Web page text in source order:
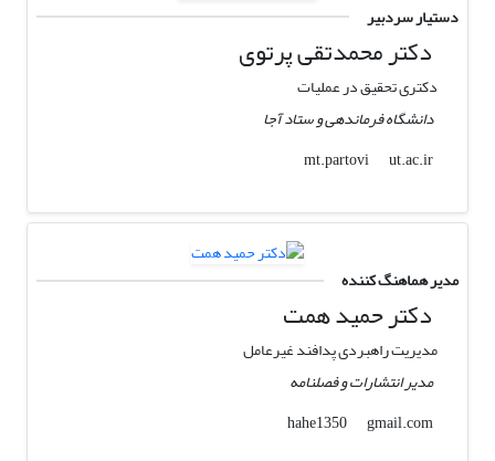
دستیار سردبیر
دکتر محمدتقی پرتوی
دکتری تحقیق در عملیات
دانشگاه فرماندهی و ستاد آجا
mt.partovi
ut.ac.ir
مدیر هماهنگ کننده
دکتر حمید همت
مدیریت راهبردی پدافند غیرعامل
مدیر انتشارات و فصلنامه
hahe1350
gmail.com